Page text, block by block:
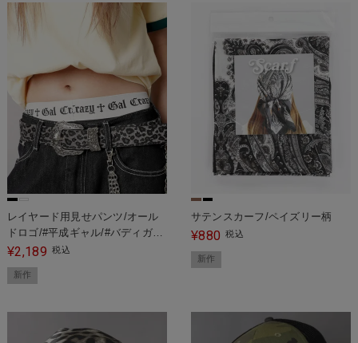
レイヤード用見せパンツ/オール
ドロゴ/#平成ギャル/#バディガー
ル
¥2,189 税込
新作
サテンスカーフ/ペイズリー柄
¥880 税込
新作